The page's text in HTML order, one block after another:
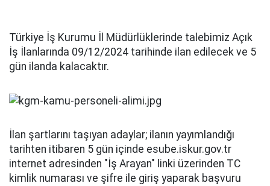
Türkiye İş Kurumu İl Müdürlüklerinde talebimiz Açık
İş İlanlarında 09/12/2024 tarihinde ilan edilecek ve 5
gün ilanda kalacaktır.
İlan şartlarını taşıyan adaylar; ilanın yayımlandığı
tarihten itibaren 5 gün içinde esube.iskur.gov.tr
internet adresinden "İş Arayan" linki üzerinden TC
kimlik numarası ve şifre ile giriş yaparak başvuru